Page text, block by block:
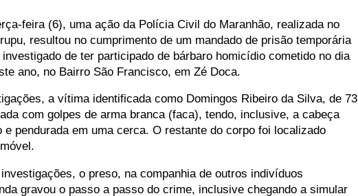
feira (6), uma ação da Polícia Civil do Maranhão, realizada no
resultou no cumprimento de um mandado de prisão temporária
de ter participado de bárbaro homicídio cometido no dia
ano, no Bairro São Francisco, em Zé Doca.
a vítima identificada como Domingos Ribeiro da Silva, de 73
com golpes de arma branca (faca), tendo, inclusive, a cabeça
e pendurada em uma cerca. O restante do corpo foi localizado
o preso, na companhia de outros indivíduos
gravou o passo a passo do crime, inclusive chegando a simular